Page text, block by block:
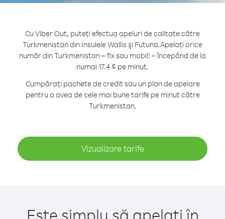
Cu Viber Out, puteți efectua apeluri de calitate către
Turkmenistan din Insulele Wallis şi Futuna.Apelați orice
număr din Turkmenistan – fix sau mobil! – începând de la
numai 17.4 ¢ pe minut.
Cumpărați pachete de credit sau un plan de apelare
pentru a avea de cele mai bune tarife pe minut către
Turkmenistan.
Vizualizare tarife
Este simplu să apelați în